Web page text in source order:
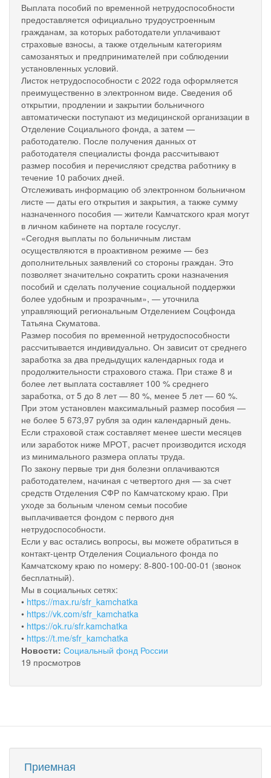
Выплата пособий по временной нетрудоспособности
предоставляется официально трудоустроенным
гражданам, за которых работодатели уплачивают
страховые взносы, а также отдельным категориям
самозанятых и предпринимателей при соблюдении
установленных условий.
Листок нетрудоспособности с 2022 года оформляется
преимущественно в электронном виде. Сведения об
открытии, продлении и закрытии больничного
автоматически поступают из медицинской организации в
Отделение Социального фонда, а затем —
работодателю. После получения данных от
работодателя специалисты фонда рассчитывают
размер пособия и перечисляют средства работнику в
течение 10 рабочих дней.
Отслеживать информацию об электронном больничном
листе — даты его открытия и закрытия, а также сумму
назначенного пособия — жители Камчатского края могут
в личном кабинете на портале госуслуг.
«Сегодня выплаты по больничным листам
осуществляются в проактивном режиме — без
дополнительных заявлений со стороны граждан. Это
позволяет значительно сократить сроки назначения
пособий и сделать получение социальной поддержки
более удобным и прозрачным», — уточнила
управляющий региональным Отделением Соцфонда
Татьяна Скуматова.
Размер пособия по временной нетрудоспособности
рассчитывается индивидуально. Он зависит от среднего
заработка за два предыдущих календарных года и
продолжительности страхового стажа. При стаже 8 и
более лет выплата составляет 100 % среднего
заработка, от 5 до 8 лет — 80 %, менее 5 лет — 60 %.
При этом установлен максимальный размер пособия —
не более 5 673,97 рубля за один календарный день.
Если страховой стаж составляет менее шести месяцев
или заработок ниже МРОТ, расчет производится исходя
из минимального размера оплаты труда.
По закону первые три дня болезни оплачиваются
работодателем, начиная с четвертого дня — за счет
средств Отделения СФР по Камчатскому краю. При
уходе за больным членом семьи пособие
выплачивается фондом с первого дня
нетрудоспособности.
Если у вас остались вопросы, вы можете обратиться в
контакт-центр Отделения Социального фонда по
Камчатскому краю по номеру: 8-800-100-00-01 (звонок
бесплатный).
Мы в социальных сетях:
• https://max.ru/sfr_kamchatka
• https://vk.com/sfr_kamchatka
• https://ok.ru/sfr.kamchatka
• https://t.me/sfr_kamchatka
Новости: Социальный фонд России
19 просмотров
Приемная